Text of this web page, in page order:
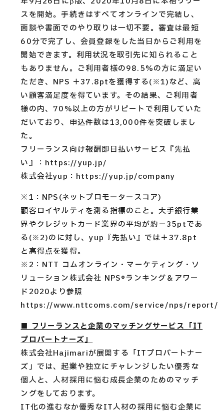
スを開始。手続きはすべてオンラインで完結し、
面談や書面でのやり取りは一切不要。審査は最短
60分で完了し、会員登録をした当日からご利用を
開始できます。利用状況を取引先に知られること
もありません。ご利用者様の98.5%の方に満足い
ただき、NPS ＋37.8ptを獲得する(※1)など、高
い顧客満足度を得ています。その結果、ご利用者
様の内、70%以上の方がリピートで利用していた
だいており、申込件数は13,000件を突破しまし
た。
フリーランス向け報酬即日払いサービス『先払
い』：https://yup.jp/
株式会社yup：https://yup.jp/company
※1：NPS(ネットプロモータースコア)
顧客ロイヤルティを測る指標のこと。大手銀行業
界やクレジットカード業界の平均が約−35ptであ
る(※2)のに対し、yup『先払い』では＋37.8pt
と高得点を獲得。
※2：NTT コムオンライン・マーケティング・ソ
リューション株式会社 NPS®ランキング＆アワー
ド2020より参照
https://www.nttcoms.com/service/nps/report/
■ フリーランスと企業のマッチングサービス「IT
プロパートナーズ」
株式会社Hajimariが展開する「ITプロパートナー
ズ」では、起業や独立にチャレンジしたい優秀な
個人と、人材採用に悩む成長企業のためのマッチ
ングをしております。
IT化の進むなか優秀なIT人材の採用に悩む企業に